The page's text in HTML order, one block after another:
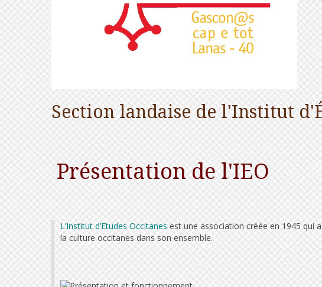
Section landaise de l'Institut
Présentation de l'IEO
L’Institut d’Etudes Occitanesest une association créée en 1945 qui
la culture occitanes dans son ensemble.